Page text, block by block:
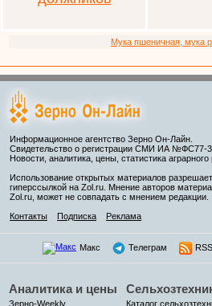
Мука пшеничная, мука
Информационное агентство Зерно Он-Лайн.
Свидетельство о регистрации СМИ ИА №ФС77-
Новости, аналитика, цены, статистика аграрного
Использование открытых материалов
гиперссылкой на Zol.ru. Мнение авторов
Zol.ru, может не совпадать с мнением редакции.
Контакты
Подписка Реклама
Макс Телеграм RSS
Аналитика и цены
Зерно-Weekly
Каталог